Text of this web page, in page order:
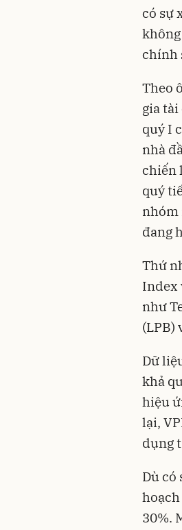
có sự
chính
Theo
gia
quý I
nhà
chiến
quý
nhóm
đang
Thứ
Index
như
(LPB)
Dữ
khả
hiệu
lại,
dụng
Dù có
30%.